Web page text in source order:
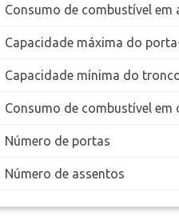
Consumo de combustível
Capacidade máxima do
Capacidade mínima do
Consumo de combustível
Número de portas
Número de assentos